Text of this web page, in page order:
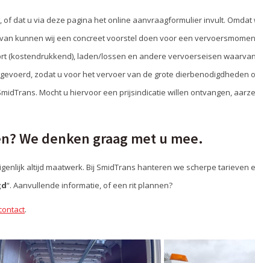
dat u via deze pagina het online aanvraagformulier invult.
kunnen wij een concreet voorstel doen voor een
(kostendrukkend), laden/lossen en andere vervoerseisen
zodat u voor het vervoer van de grote dierbenodigdheden
Mocht u hiervoor een prijsindicatie willen ontvangen,
We denken graag met u mee.
altijd maatwerk. Bij SmidTrans hanteren we scherpe tarieven
“. Aanvullende informatie, of een rit plannen?
.